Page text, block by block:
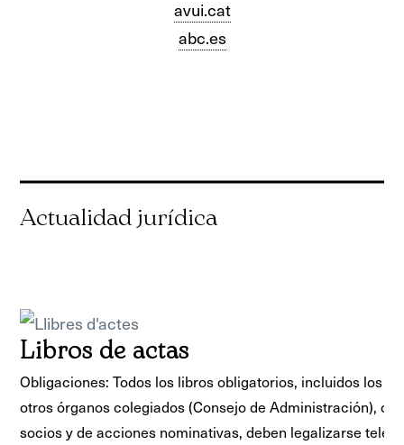
avui.cat
abc.es
Libros de actas
Obligaciones: Todos los libros obligatorios, incluidos los
otros órganos colegiados (Consejo de Administración), o
socios y de acciones nominativas, deben legalizarse